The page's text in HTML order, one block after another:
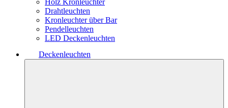
Holz Kronleuchter
Drahtleuchten
Kronleuchter über Bar
Pendelleuchten
LED Deckenleuchten
Deckenleuchten